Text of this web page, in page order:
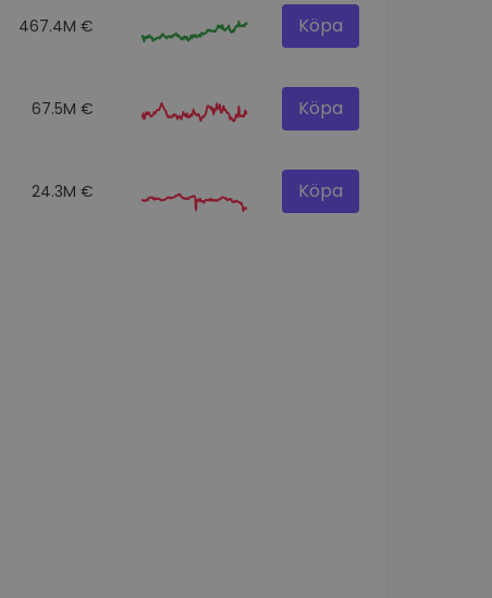
467.4M € Köpa
67.5M € Köpa
24.3M € Köpa